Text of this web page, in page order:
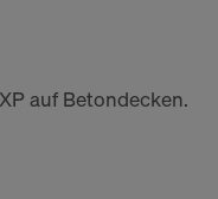
auf Betondecken.